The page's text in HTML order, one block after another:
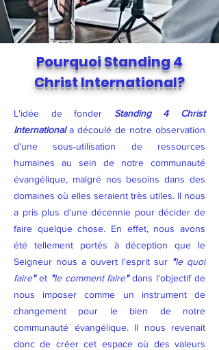
Pourquoi Standing 4
Christ International?
L'idée de fonder Standing 4 Christ
Internationala découlé de notre observation
d'une sous-utilisation de ressources
humaines au sein de notre communauté
évangélique, malgré nos besoins dans des
domaines où elles seraient très utiles. Il nous
a pris plus d'une décennie pour décider de
faire quelque chose. En effet, nous avons
été tellement portés à déception que le
Seigneur nous a ouvert l'esprit sur "le quoi
faire"et"le comment faire"dans l'objectif de
nous imposer comme un instrument de
changement pour le bien de notre
communauté évangélique. Il nous revenait
donc de créer cet espace où des valeurs